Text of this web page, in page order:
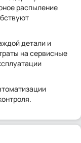
распыление
детали и
на сервисные